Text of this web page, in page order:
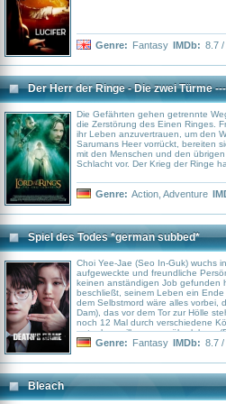
Genre: Fantasy IMDb: 8.7 /
Der Herr der Ringe - Die zwei Türme
Die Gefährten gehen getrennte
die Zerstörung des Einen Ringes.
ihr Leben anzuvertrauen, um den
Sarumans Heer vorrückt, bereiten
mit den Menschen und den
Schlacht vor. Der Krieg der Ringe
Genre: Action Adventure
Spiel des Todes *german subbed*
Choi Yee-Jae (Seo In-Guk) wuchs
aufgeweckte und freundliche
keinen anständigen Job gefunden
beschließt, seinem Leben ein
dem Selbstmord wäre alles vorbei,
Dam), das vor dem Tor zur Hölle
noch 12 Mal durch verschiedene
entgehen will, muss er überleben.
Jookseummida“, von Lee Won-Sik)
Genre: Fantasy IMDb: 8.7 /
Bleach